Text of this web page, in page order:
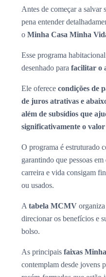
Antes de começar a salvar
pena entender
o Minha Casa Minha
Esse programa
desenhado para facilitar o
Ele oferece condições de
de juros atrativas e
além de subsídios que
significativamente o
O programa é estruturado
garantindo que pessoas
carreira e vida consigam
ou usados.
A tabela MCMV organiza
direcionar os benefícios e
bolso.
As principais faixas
contemplam desde jovens